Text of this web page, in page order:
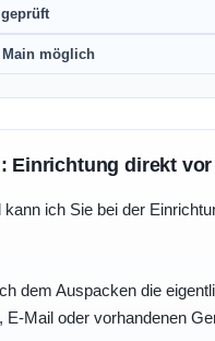
möglich
Einrichtung direkt
ich Sie bei der
dem Auspacken die
Mail oder vorhandenen